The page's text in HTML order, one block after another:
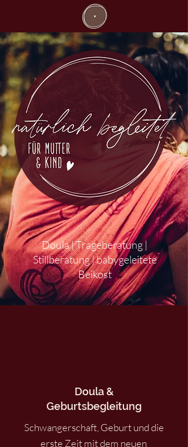
Doula | Trageberatung |
Stillberatung | babygeleitete
Beikost
Doula &
Geburtsbegleitung
Schwangerschaft, Geburt und die
erste Zeit mit dem neuen